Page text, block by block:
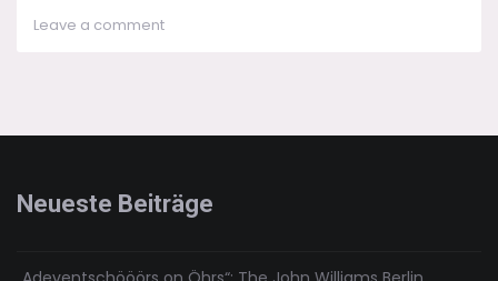
Leave a commenton
Neueste Beiträge